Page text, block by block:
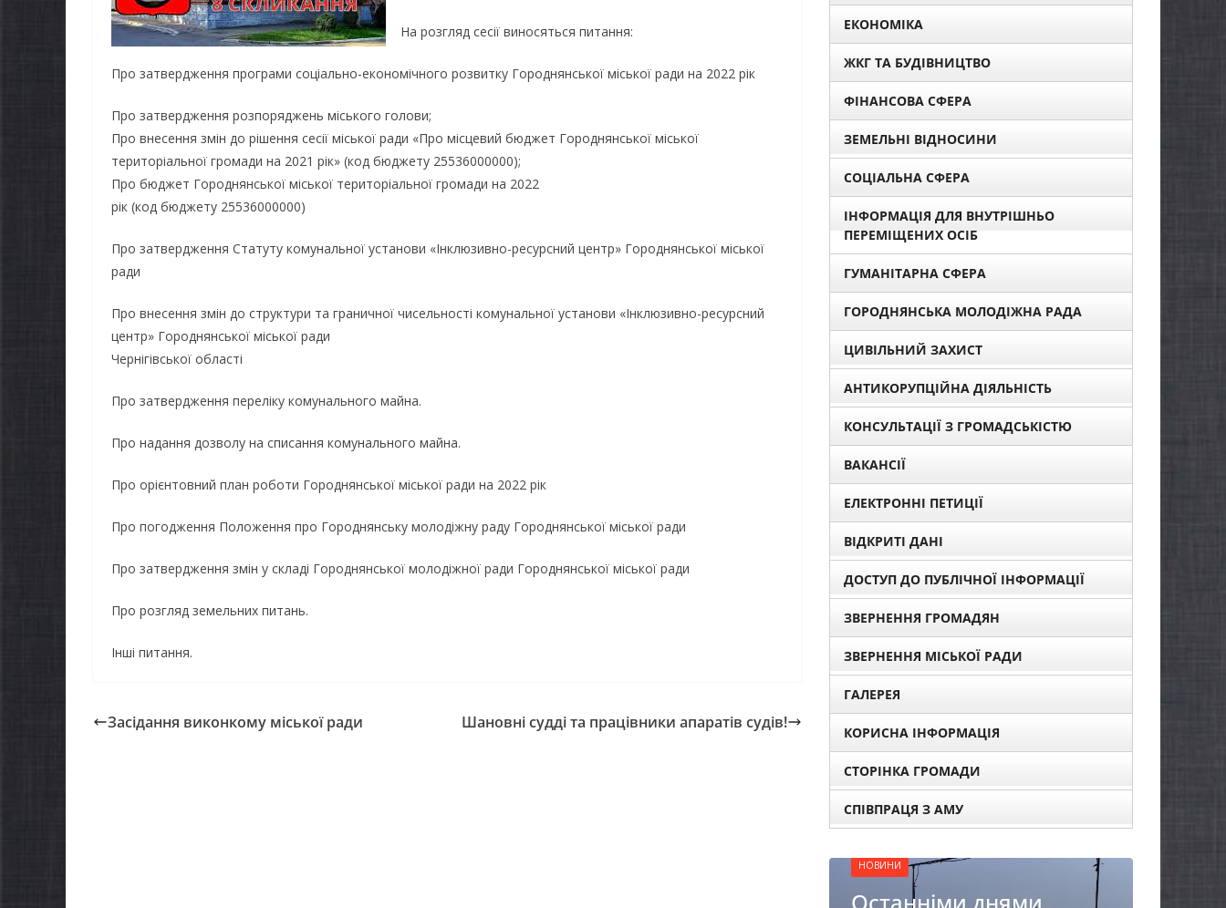
На розгляд сесії виносяться питання:
Про затвердження програми соціально-економічного розвитку Городнянської міської ради на 2022 рік
Про затвердження розпоряджень міського голови;
Про внесення змін до рішення сесії міської ради «Про місцевий бюджет Городнянської міської
територіальної громади на 2021 рік» (код бюджету 25536000000);
Про бюджет Городнянської міської територіальної громади на 2022
рік (код бюджету 25536000000)
Про затвердження Статуту комунальної установи «Інклюзивно-ресурсний центр» Городнянської міської
ради
Про внесення змін до структури та граничної чисельності комунальної установи «Інклюзивно-ресурсний
центр» Городнянської міської ради
Чернігівської області
Про затвердження переліку комунального майна.
Про надання дозволу на списання комунального майна.
Про орієнтовний план роботи Городнянської міської ради на 2022 рік
Про погодження Положення про Городнянську молодіжну раду Городнянської міської ради
Про затвердження змін у складі Городнянської молодіжної ради Городнянської міської ради
Про розгляд земельних питань.
Інші питання.
Засідання виконкому міської ради Шановні судді та працівники апаратів судів!
ЕКОНОМІКА
ЖКГ ТА БУДІВНИЦТВО
ФІНАНСОВА СФЕРА
ЗЕМЕЛЬНІ ВІДНОСИНИ
СОЦІАЛЬНА СФЕРА
ІНФОРМАЦІЯ ДЛЯ ВНУТРІШНЬО
ПЕРЕМІЩЕНИХ ОСІБ
ГУМАНІТАРНА СФЕРА
ГОРОДНЯНСЬКА МОЛОДІЖНА РАДА
ЦИВІЛЬНИЙ ЗАХИСТ
АНТИКОРУПЦІЙНА ДІЯЛЬНІСТЬ
КОНСУЛЬТАЦІЇ З ГРОМАДСЬКІСТЮ
ВАКАНСІЇ
ЕЛЕКТРОННІ ПЕТИЦІЇ
ВІДКРИТІ ДАНІ
ДОСТУП ДО ПУБЛІЧНОЇ ІНФОРМАЦІЇ
ЗВЕРНЕННЯ ГРОМАДЯН
ЗВЕРНЕННЯ МІСЬКОЇ РАДИ
ГАЛЕРЕЯ
КОРИСНА ІНФОРМАЦІЯ
СТОРІНКА ГРОМАДИ
СПІВПРАЦЯ З АМУОголошення про
прийом документів для
присудження Премії
Кабінету Міністрів